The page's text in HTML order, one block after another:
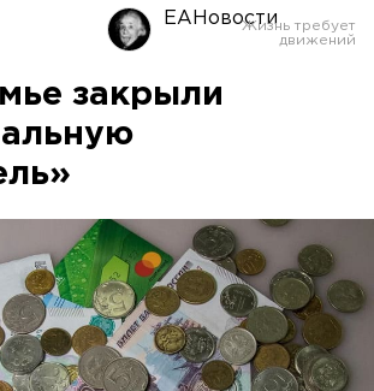
Оренбург
ЕАНовости
закрыли